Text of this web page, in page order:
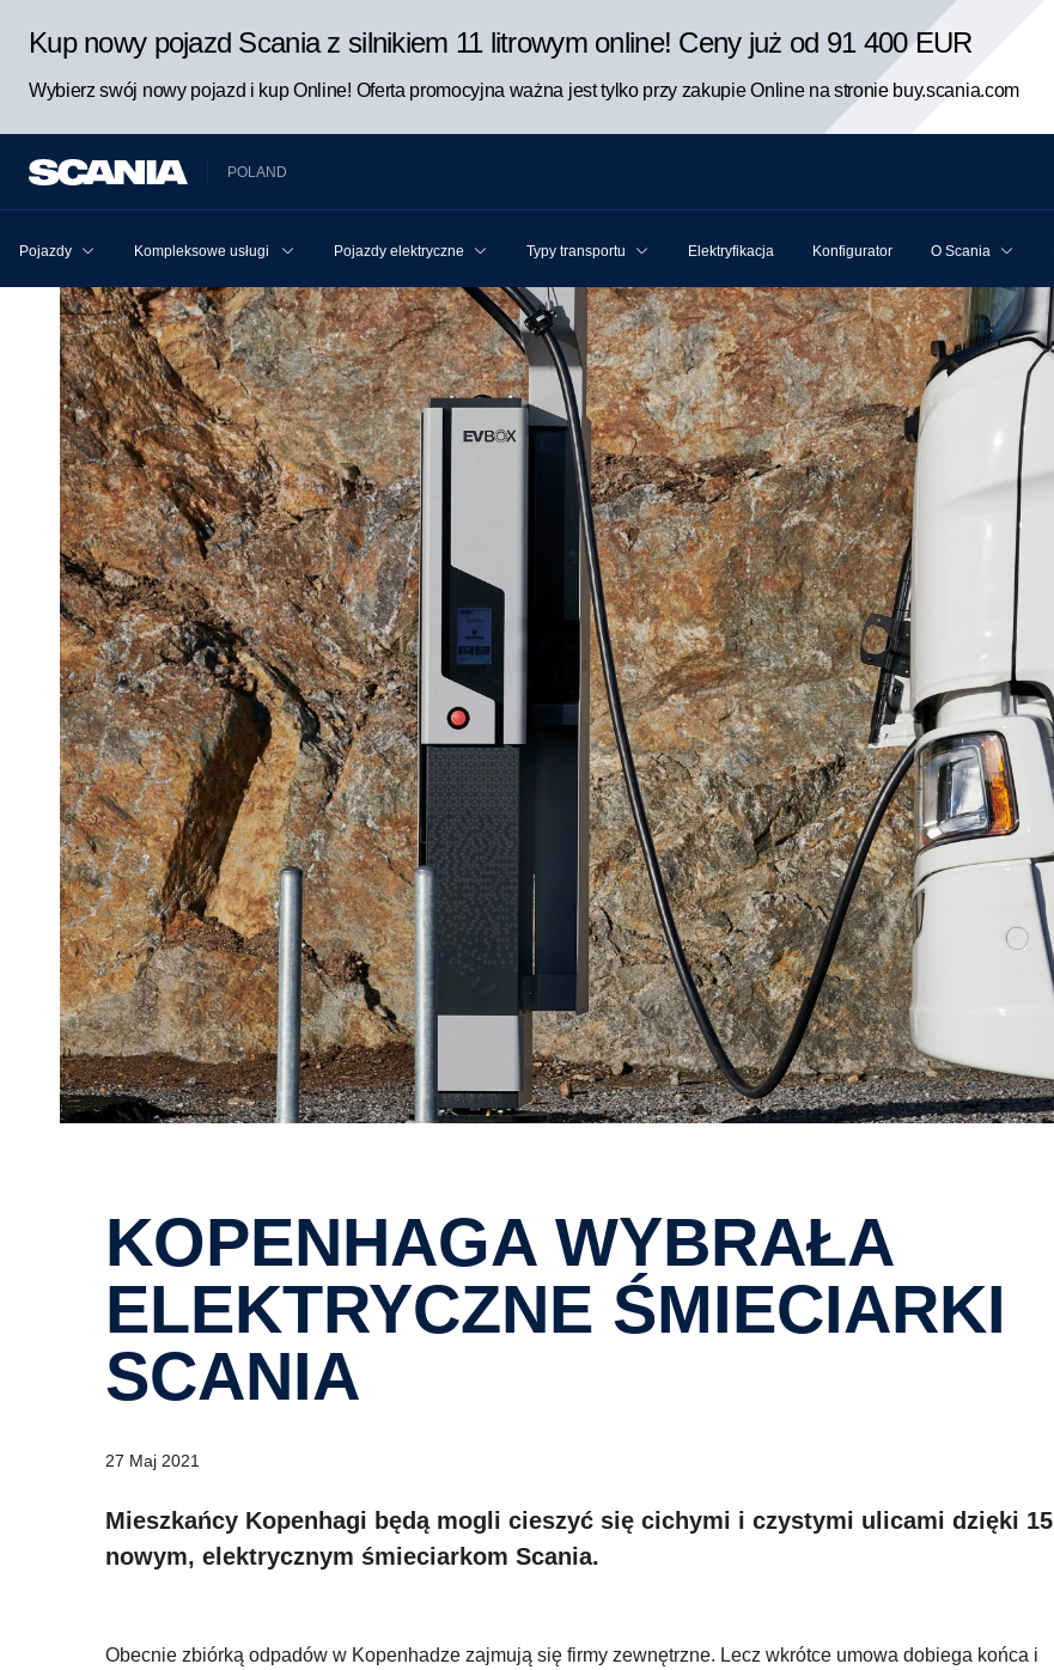
Kup nowy pojazd Scania z silnikiem 11 litrowym online! Ceny już od 91 400 EUR
Wybierz swój nowy pojazd i kup Online! Oferta promocyjna ważna jest tylko przy zakupie Online na stronie buy.scania.com
POLAND
Pojazdy Kompleksowe usługi Scania dla pojazdu i kierowcy
Pojazdy elektryczne Typy transportu Elektryfikacja Konfigurator O Scania
KOPENHAGA WYBRAŁA
ELEKTRYCZNE ŚMIECIARKI
SCANIA
27 Maj 2021
Mieszkańcy Kopenhagi będą mogli cieszyć się cichymi i czystymi ulicami dzięki 15
nowym, elektrycznym śmieciarkom Scania.
Obecnie zbiórką odpadów w Kopenhadze zajmują się firmy zewnętrzne. Lecz wkrótce umowa dobiega końca i